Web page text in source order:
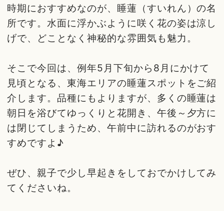
時期におすすめなのが、睡蓮（すいれん）の名
所です。水面に浮かぶように咲く花の姿は涼し
げで、どことなく神秘的な雰囲気も魅力。
そこで今回は、例年5月下旬から8月にかけて
見頃となる、東海エリアの睡蓮スポットをご紹
介します。品種にもよりますが、多くの睡蓮は
朝日を浴びてゆっくりと花開き、午後～夕方に
は閉じてしまうため、午前中に訪れるのがおす
すめですよ♪
ぜひ、親子で少し早起きをしておでかけしてみ
てくださいね。